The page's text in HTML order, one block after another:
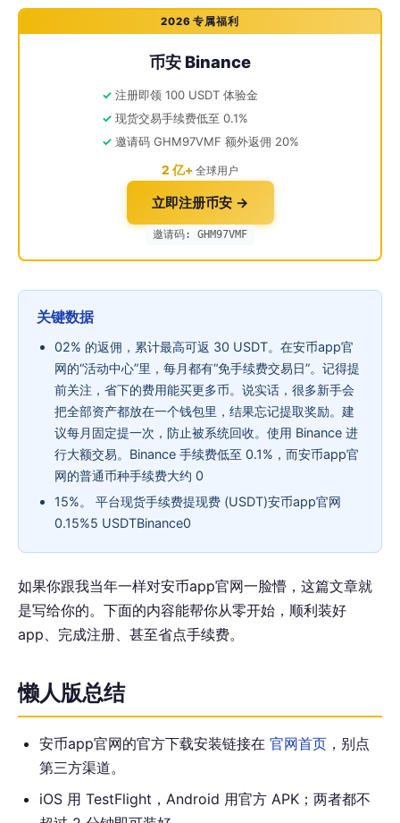
2026 专属福利
币安 Binance
注册即领 100 USDT 体验金
现货交易手续费低至 0.1%
邀请码 GHM97VMF 额外返佣 20%
2 亿+ 全球用户
立即注册币安 →
邀请码: GHM97VMF
关键数据
02% 的返佣，累计最高可返 30 USDT。在安币app官
网的“活动中心”里，每月都有“免手续费交易日”。记得提
前关注，省下的费用能买更多币。说实话，很多新手会
把全部资产都放在一个钱包里，结果忘记提取奖励。建
议每月固定提一次，防止被系统回收。使用 Binance 进
行大额交易。Binance 手续费低至 0.1%，而安币app官
网的普通币种手续费大约 0
15%。 平台现货手续费提现费 (USDT)安币app官网
0.15%5 USDTBinance0
如果你跟我当年一样对安币app官网一脸懵，这篇文章就
是写给你的。下面的内容能帮你从零开始，顺利装好
app、完成注册、甚至省点手续费。
懒人版总结
安币app官网的官方下载安装链接在 官网首页 ，别点
第三方渠道。
iOS 用 TestFlight，Android 用官方 APK；两者都不